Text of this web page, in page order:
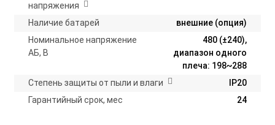
напряжения
Наличие батарей
внешние (опция)
Номинальное напряжение
АБ, В
480 (±240),
диапазон одного
плеча: 198~288
Степень защиты от пыли и влаги
IP20
Гарантийный срок, мес
24